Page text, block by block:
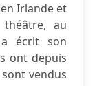
Irlande et
au
écrit son
ont depuis
vendus